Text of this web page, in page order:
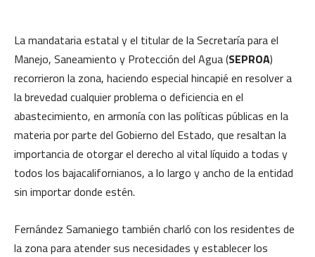
La mandataria estatal y el titular de la Secretaría para el
Manejo, Saneamiento y Protección del Agua (SEPROA)
recorrieron la zona, haciendo especial hincapié en resolver a
la brevedad cualquier problema o deficiencia en el
abastecimiento, en armonía con las políticas públicas en la
materia por parte del Gobierno del Estado, que resaltan la
importancia de otorgar el derecho al vital líquido a todas y
todos los bajacalifornianos, a lo largo y ancho de la entidad
sin importar donde estén.
Fernández Samaniego también charló con los residentes de
la zona para atender sus necesidades y establecer los